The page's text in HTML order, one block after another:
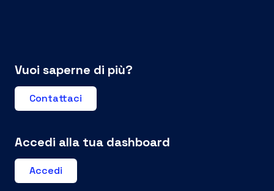
Vuoi saperne di più?
Contattaci
Accedi alla tua dashboard
Accedi